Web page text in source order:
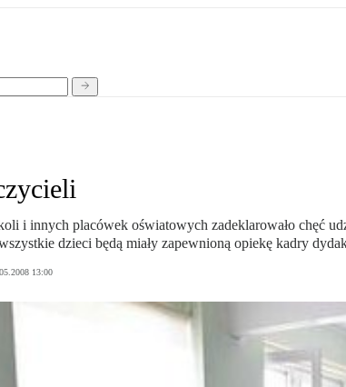
i innych placówek oświatowych zadeklarowało chęć
dzieci będą miały zapewnioną opiekę kadry
13:00